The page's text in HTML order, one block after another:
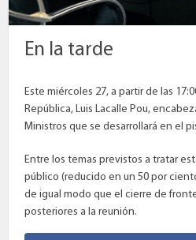
En la tarde
Este miércoles 27, a partir de las
República, Luis Lacalle Pou,
Ministros que se desarrollará en el
Entre los temas previstos a tratar
público (reducido en un 50 por
de igual modo que el cierre de
posteriores a la reunión.